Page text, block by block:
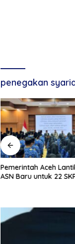
penegakan
Pemerintah Aceh
ASN Baru untuk 22